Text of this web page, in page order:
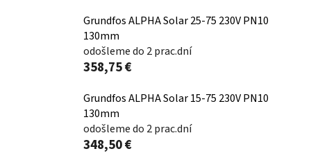
Grundfos ALPHA Solar 25-75 230V PN10
130mm
odošleme do 2 prac.dní
358,75 €
Grundfos ALPHA Solar 15-75 230V PN10
130mm
odošleme do 2 prac.dní
348,50 €